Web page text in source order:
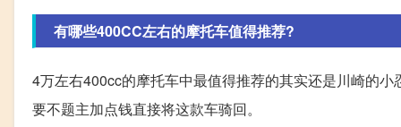
有哪些400CC左右的摩托车值得推荐?
4万左右400cc的摩托车中最值得推荐的其实还是川崎的
要不题主加点钱直接将这款车骑回。